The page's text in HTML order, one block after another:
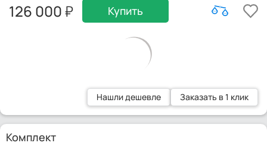
126 000 Купить
Нашли дешевле Заказать в 1 клик
Комплект